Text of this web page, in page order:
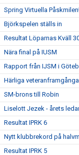
Spring Virtuella
Björkspelen ställs in
Resultat Löparnas Kväll
Nära final på IUSM
Rapport från IJSM i
Härliga
SM-brons till Robin
Liselott Jezek - årets
Resultat IPRK 6
Nytt klubbrekord på
Resultat IPRK 5